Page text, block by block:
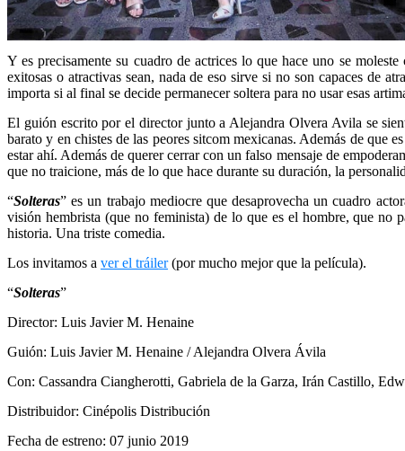
Y es precisamente su cuadro de actrices lo que hace uno se moleste
exitosas o atractivas sean, nada de eso sirve si no son capaces de
importa si al final se decide permanecer soltera para no usar esas
El guión escrito por el director junto a Alejandra Olvera Avila se
barato y en chistes de las peores sitcom mexicanas. Además de que
estar ahí. Además de querer cerrar con un falso mensaje de
que no traicione, más de lo que hace durante su duración, la
“Solteras” es un trabajo mediocre que desaprovecha un cuadro
visión hembrista (que no feminista) de lo que es el hombre, que no
historia. Una triste comedia.
Los invitamos a ver el tráiler(por mucho mejor que la película).
“Solteras”
Director: Luis Javier M. Henaine
Guión: Luis Javier M. Henaine / Alejandra Olvera Ávila
Con: Cassandra Ciangherotti, Gabriela de la Garza, Irán Castillo,
Distribuidor: Cinépolis Distribución
Fecha de estreno: 07 junio 2019